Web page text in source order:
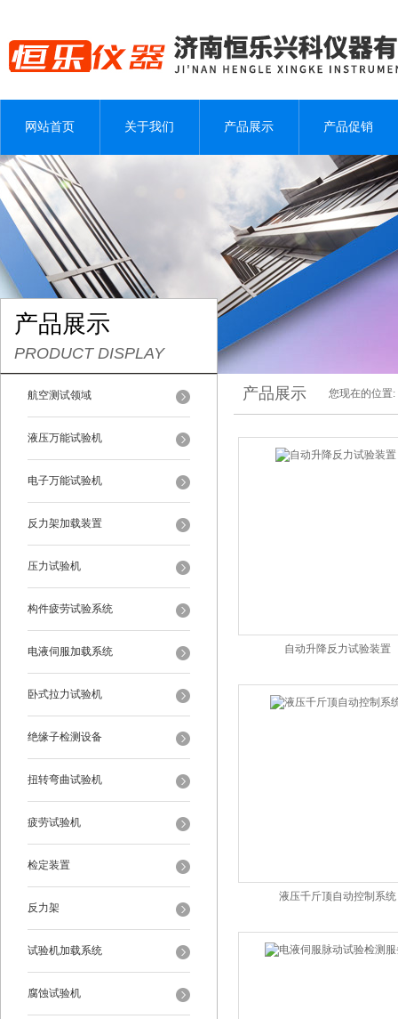
网站首页 关于我们 产品展示 产品促销
产品展示
PRODUCT DISPLAY
航空测试领域
液压万能试验机
电子万能试验机
反力架加载装置
压力试验机
构件疲劳试验系统
电液伺服加载系统
卧式拉力试验机
绝缘子检测设备
扭转弯曲试验机
疲劳试验机
检定装置
反力架
试验机加载系统
腐蚀试验机
产品展示 您现在的位置:
自动升降反力试验装置
液压千斤顶自动控制系统